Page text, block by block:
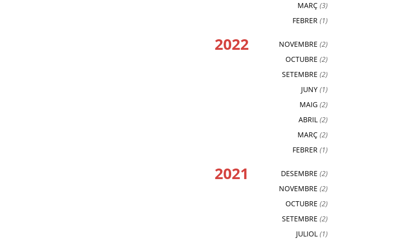
MARÇ (3)
FEBRER (1)
2022 NOVEMBRE (2)
OCTUBRE (2)
SETEMBRE (2)
JUNY (1)
MAIG (2)
ABRIL (2)
MARÇ (2)
FEBRER (1)
2021 DESEMBRE (2)
NOVEMBRE (2)
OCTUBRE (2)
SETEMBRE (2)
JULIOL (1)